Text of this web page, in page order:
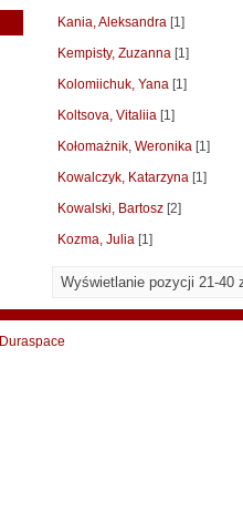
Kania, Aleksandra [1]
Kempisty, Zuzanna [1]
Kolomiichuk, Yana [1]
Koltsova, Vitaliia [1]
Kołomażnik, Weronika [1]
Kowalczyk, Katarzyna [1]
Kowalski, Bartosz [2]
Kozma, Julia [1]
Wyświetlanie pozycji 21-40
Duraspace